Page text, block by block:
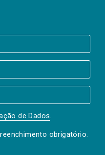
de Dados.
obrigatório.